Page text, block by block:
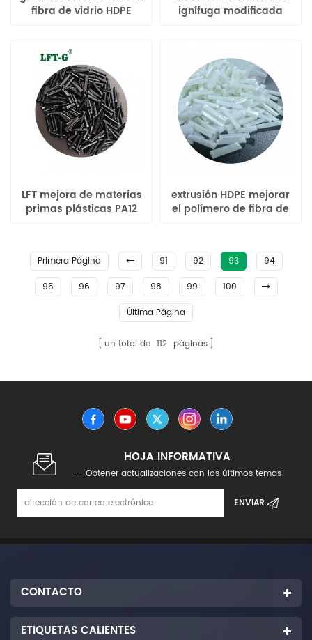
fibra de vidrio HDPE
ignífuga modificada
LFT mejora de materias
primas plásticas PA12
extrusión HDPE mejorar
el polímero de fibra de
Primera Página 91 92 93
94
95
96 97 98 99
100
Última Página
un total de 112 páginas
HOJA INFORMATIVA
-- Obtener actualizaciones con los últimos temas
CONTACTO
ETIQUETAS CALIENTES